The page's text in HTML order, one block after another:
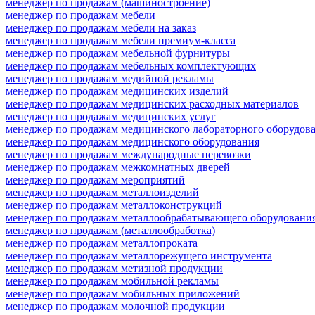
менеджер по продажам мебели
менеджер по продажам мебели на заказ
менеджер по продажам мебели премиум-класса
менеджер по продажам мебельной фурнитуры
менеджер по продажам мебельных комплектующих
менеджер по продажам медийной рекламы
менеджер по продажам медицинских изделий
менеджер по продажам медицинских расходных материалов
менеджер по продажам медицинских услуг
менеджер по продажам медицинского лабораторного
менеджер по продажам медицинского оборудования
менеджер по продажам международные перевозки
менеджер по продажам межкомнатных дверей
менеджер по продажам мероприятий
менеджер по продажам металлоизделий
менеджер по продажам металлоконструкций
менеджер по продажам металлообрабатывающего
менеджер по продажам (металлообработка)
менеджер по продажам металлопроката
менеджер по продажам металлорежущего инструмента
менеджер по продажам метизной продукции
менеджер по продажам мобильной рекламы
менеджер по продажам мобильных приложений
менеджер по продажам молочной продукции